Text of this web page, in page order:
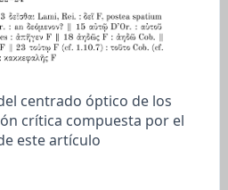
centrado óptico de los
crítica compuesta por el
este artículo